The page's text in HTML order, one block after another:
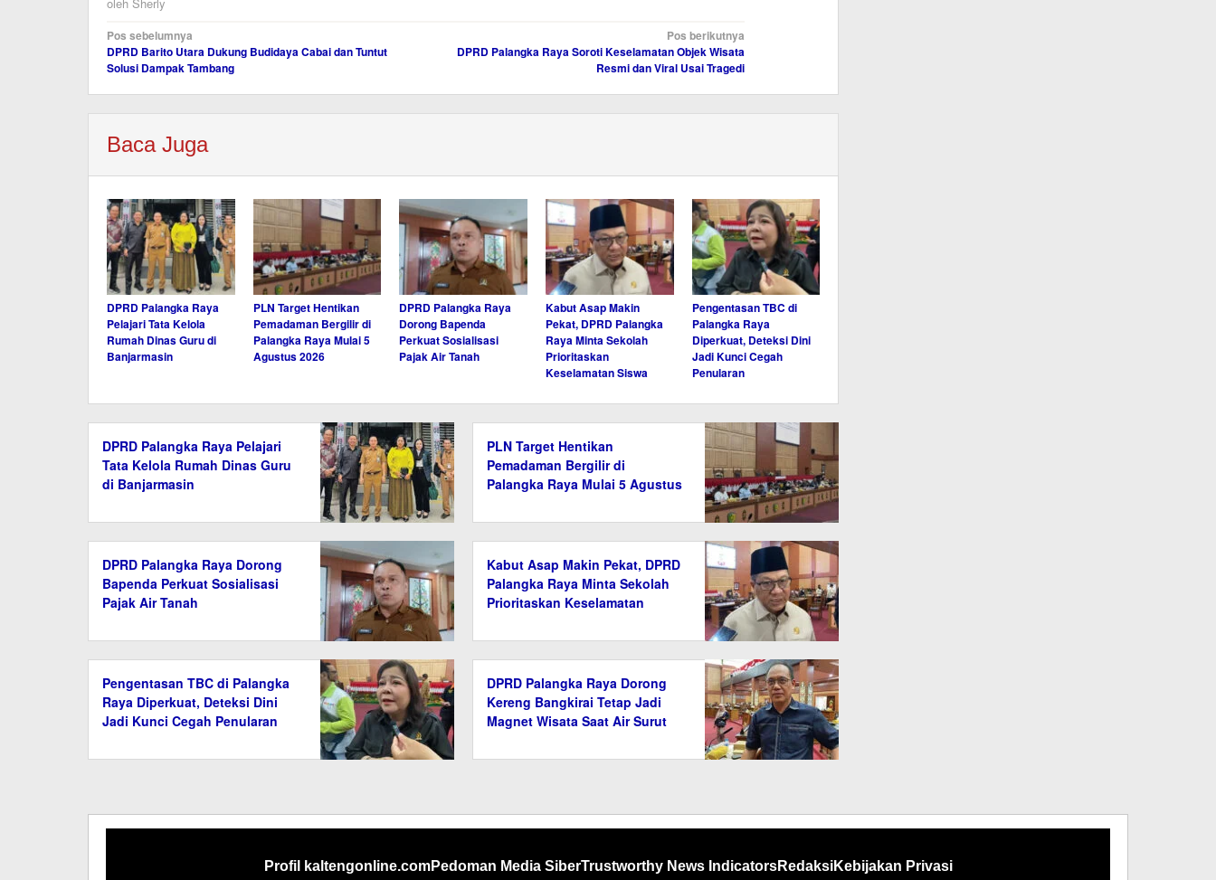
Navigasi
pos
Pos sebelumnya
DPRD Barito Utara Dukung Budidaya Cabai dan Tuntut
Solusi Dampak Tambang
Pos berikutnya
DPRD Palangka Raya Soroti Keselamatan Objek Wisata
Resmi dan Viral Usai Tragedi
Baca Juga
DPRD Palangka Raya
Pelajari Tata Kelola
Rumah Dinas Guru di
Banjarmasin
PLN Target Hentikan
Pemadaman Bergilir di
Palangka Raya Mulai 5
Agustus 2026
DPRD Palangka Raya
Dorong Bapenda
Perkuat Sosialisasi
Pajak Air Tanah
Kabut Asap Makin
Pekat, DPRD Palangka
Raya Minta Sekolah
Prioritaskan
Keselamatan Siswa
Pengentasan TBC di
Palangka Raya
Diperkuat, Deteksi Dini
Jadi Kunci Cegah
Penularan
DPRD Palangka Raya Pelajari
Tata Kelola Rumah Dinas Guru
di Banjarmasin
PLN Target Hentikan
Pemadaman Bergilir di
Palangka Raya Mulai 5 Agustus
DPRD Palangka Raya Dorong
Bapenda Perkuat Sosialisasi
Pajak Air Tanah
Kabut Asap Makin Pekat, DPRD
Palangka Raya Minta Sekolah
Prioritaskan Keselamatan
Pengentasan TBC di Palangka
Raya Diperkuat, Deteksi Dini
Jadi Kunci Cegah Penularan
DPRD Palangka Raya Dorong
Kereng Bangkirai Tetap Jadi
Magnet Wisata Saat Air Surut
Profil kaltengonline.comPedoman Media SiberTrustworthy News IndicatorsRedaksiKebijakan Privasi